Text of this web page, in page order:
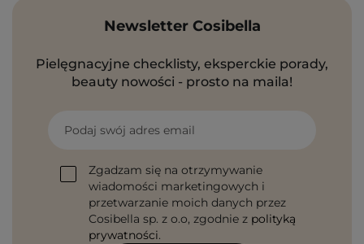
Newsletter Cosibella
Pielęgnacyjne checklisty, eksperckie porady,
beauty nowości - prosto na maila!
Podaj swój adres email
Zgadzam się na otrzymywanie
wiadomości marketingowych i
przetwarzanie moich danych przez
Cosibella sp. z o.o, zgodnie z polityką
prywatności.